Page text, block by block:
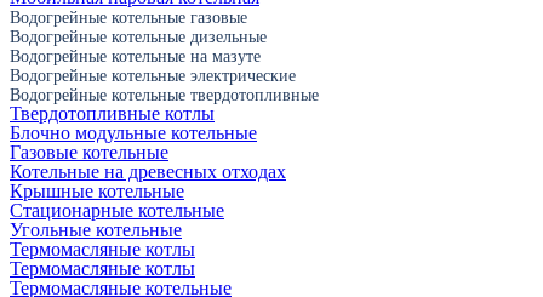
Водогрейные котельные газовые
Водогрейные котельные дизельные
Водогрейные котельные на мазуте
Водогрейные котельные электрические
Водогрейные котельные твердотопливные
Твердотопливные котлы
Блочно модульные котельные
Газовые котельные
Котельные на древесных отходах
Крышные котельные
Стационарные котельные
Угольные котельные
Термомасляные котлы
Термомасляные котлы
Термомасляные котельные